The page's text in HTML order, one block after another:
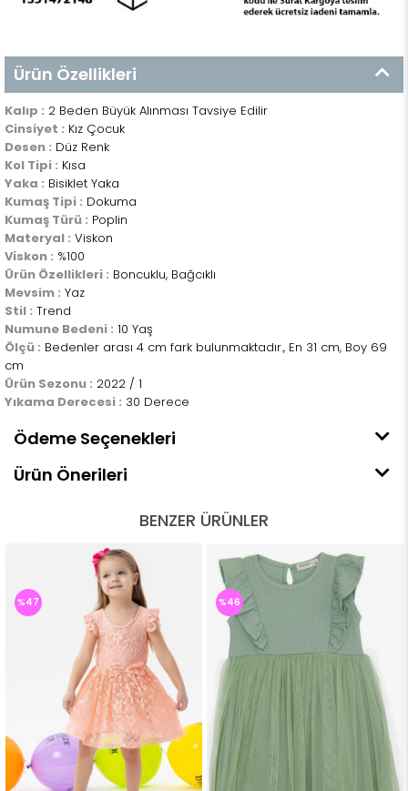
Ürün Özellikleri
Kalıp : 2 Beden Büyük Alınması Tavsiye Edilir
Cinsiyet : Kız Çocuk
Desen : Düz Renk
Kol Tipi : Kısa
Yaka : Bisiklet Yaka
Kumaş Tipi : Dokuma
Kumaş Türü : Poplin
Materyal : Viskon
Viskon : %100
Ürün Özellikleri : Boncuklu, Bağcıklı
Mevsim : Yaz
Stil : Trend
Numune Bedeni : 10 Yaş
Ölçü : Bedenler arası 4 cm fark bulunmaktadır., En 31 cm, Boy 69
cm
Ürün Sezonu : 2022 / 1
Yıkama Derecesi : 30 Derece
Ödeme Seçenekleri
Ürün Önerileri
BENZER ÜRÜNLER
%47 %46